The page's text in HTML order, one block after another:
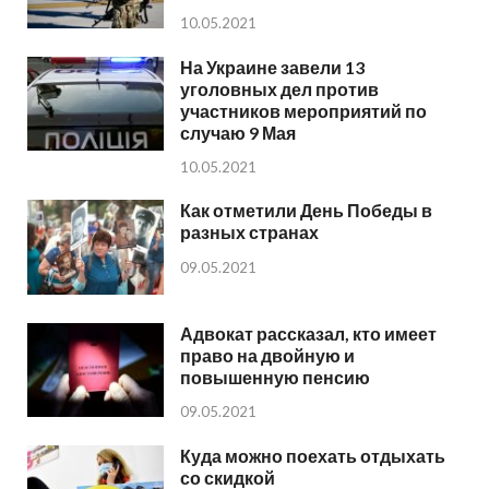
10.05.2021
На Украине завели 13
уголовных дел против
участников мероприятий по
случаю 9 Мая
10.05.2021
Как отметили День Победы в
разных странах
09.05.2021
Адвокат рассказал, кто имеет
право на двойную и
повышенную пенсию
09.05.2021
Куда можно поехать отдыхать
со скидкой